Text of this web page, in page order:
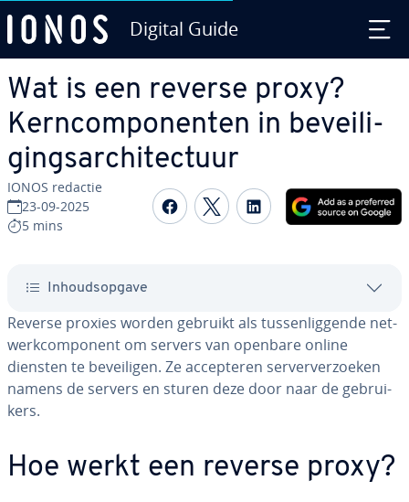
Digital Guide
Wat is een reverse proxy?
Kern­com­po­nen­ten in be­vei­li­
gings­ar­chi­tec­tuur
IONOS redactie
23-09-2025
5 mins
Delen op Facebook
Delen op Twitter
Delen op
In­houds­op­ga­ve
Reverse proxies worden gebruikt als tus­sen­lig­gen­de net­
werk­com­po­nent om servers van openbare online
diensten te be­vei­li­gen. Ze ac­cep­te­ren ser­ver­ver­zoe­ken
namens de servers en sturen deze door naar de ge­brui­
kers.
Hoe werkt een reverse proxy?